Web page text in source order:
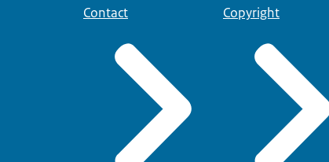
Contact Copyright